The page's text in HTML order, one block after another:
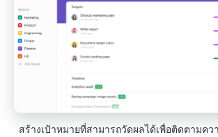
สร้างเป้าหมายที่สามารถวัดผลได้เพื่อติดตามค